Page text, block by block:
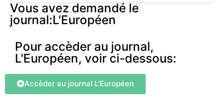
Vous avez demandé le
journal:L'Européen
Pour accèder au journal,
L'Européen, voir ci-dessous:
Accèder au journal L'Européen